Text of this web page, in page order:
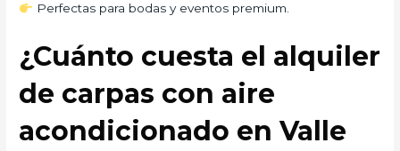
Perfectas para bodas y eventos premium.
¿Cuánto cuesta el alquiler
de carpas con aire
acondicionado en Valle